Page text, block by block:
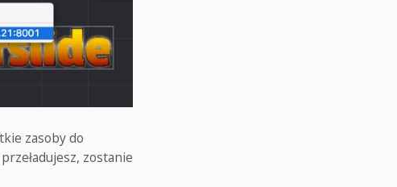
zasoby do
zostanie